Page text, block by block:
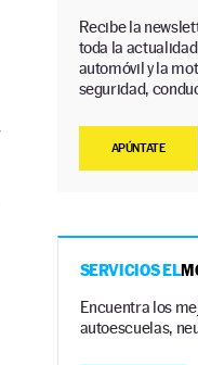
Recibe la
toda la
automóvil y la
seguridad,
APÚNTATE
SERVICIOS EL
Encuentra los
autoescuelas,